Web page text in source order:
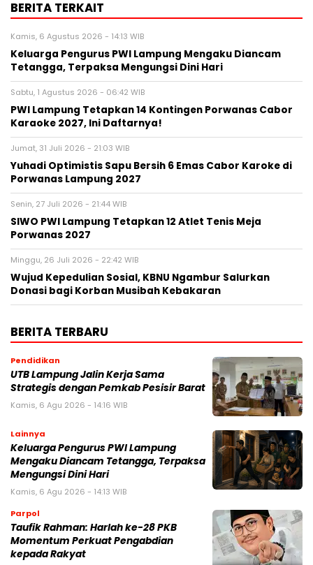
BERITA TERKAIT
Kamis, 6 Agustus 2026 - 14:13 WIB
Keluarga Pengurus PWI Lampung Mengaku Diancam
Tetangga, Terpaksa Mengungsi Dini Hari
Sabtu, 1 Agustus 2026 - 06:42 WIB
PWI Lampung Tetapkan 14 Kontingen Porwanas Cabor
Karaoke 2027, Ini Daftarnya!
Jumat, 31 Juli 2026 - 21:03 WIB
Yuhadi Optimistis Sapu Bersih 6 Emas Cabor Karoke di
Porwanas Lampung 2027
Senin, 27 Juli 2026 - 21:44 WIB
SIWO PWI Lampung Tetapkan 12 Atlet Tenis Meja
Porwanas 2027
Minggu, 26 Juli 2026 - 22:42 WIB
Wujud Kepedulian Sosial, KBNU Ngambur Salurkan
Donasi bagi Korban Musibah Kebakaran
BERITA TERBARU
Pendidikan
UTB Lampung Jalin Kerja Sama
Strategis dengan Pemkab Pesisir Barat
Kamis, 6 Agu 2026 - 14:16 WIB
Lainnya
Keluarga Pengurus PWI Lampung
Mengaku Diancam Tetangga, Terpaksa
Mengungsi Dini Hari
Kamis, 6 Agu 2026 - 14:13 WIB
Parpol
Taufik Rahman: Harlah ke-28 PKB
Momentum Perkuat Pengabdian
kepada Rakyat